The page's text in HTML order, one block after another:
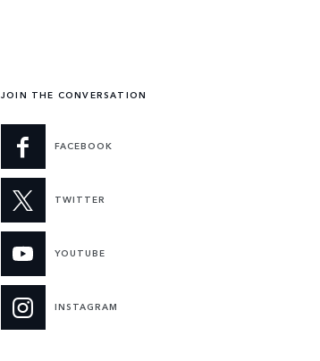
JOIN THE CONVERSATION
FACEBOOK
TWITTER
YOUTUBE
INSTAGRAM